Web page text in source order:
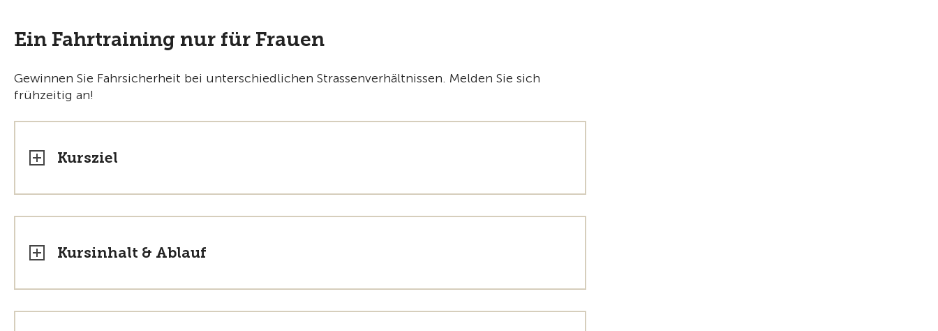
Ein Fahrtraining nur für Frauen
Gewinnen Sie Fahrsicherheit bei unterschiedlichen Strassenverhältnissen. Melden Sie sich
frühzeitig an!
Kursziel
Kursinhalt & Ablauf